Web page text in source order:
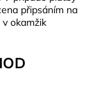
připsáním na
okamžik